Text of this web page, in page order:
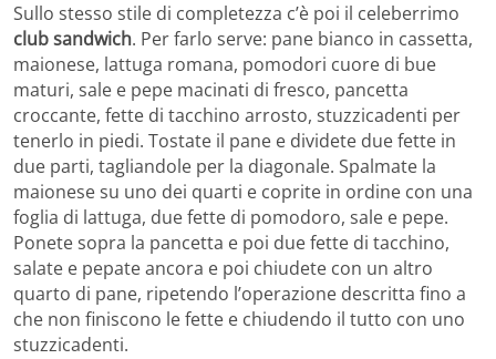
Sullo stesso stile di completezza c’è poi il celeberrimo
club sandwich. Per farlo serve: pane bianco in cassetta,
maionese, lattuga romana, pomodori cuore di bue
maturi, sale e pepe macinati di fresco, pancetta
croccante, fette di tacchino arrosto, stuzzicadenti per
tenerlo in piedi. Tostate il pane e dividete due fette in
due parti, tagliandole per la diagonale. Spalmate la
maionese su uno dei quarti e coprite in ordine con una
foglia di lattuga, due fette di pomodoro, sale e pepe.
Ponete sopra la pancetta e poi due fette di tacchino,
salate e pepate ancora e poi chiudete con un altro
quarto di pane, ripetendo l’operazione descritta fino a
che non finiscono le fette e chiudendo il tutto con uno
stuzzicadenti.